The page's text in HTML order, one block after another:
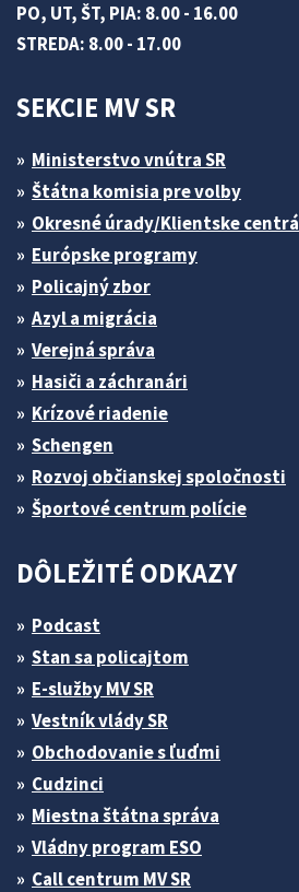
PO, UT, ŠT, PIA: 8.00 - 16.00
STREDA: 8.00 - 17.00
SEKCIE MV SR
Ministerstvo vnútra SR
Štátna komisia pre volby
Okresné úrady/Klientske centrá
Európske programy
Policajný zbor
Azyl a migrácia
Verejná správa
Hasiči a záchranári
Krízové riadenie
Schengen
Rozvoj občianskej spoločnosti
Športové centrum polície
DÔLEŽITÉ ODKAZY
Podcast
Stan sa policajtom
E-služby MV SR
Vestník vlády SR
Obchodovanie s ľuďmi
Cudzinci
Miestna štátna správa
Vládny program ESO
Call centrum MV SR